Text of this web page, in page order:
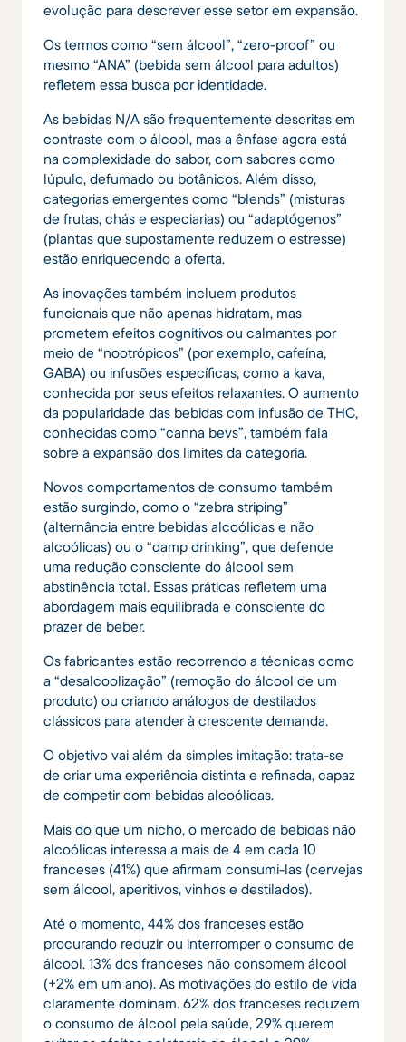
evolução para descrever esse setor em expansão.
Os termos como “sem álcool”, “zero-proof” ou
mesmo “ANA” (bebida sem álcool para adultos)
refletem essa busca por identidade.
As bebidas N/A são frequentemente descritas em
contraste com o álcool, mas a ênfase agora está
na complexidade do sabor, com sabores como
lúpulo, defumado ou botânicos. Além disso,
categorias emergentes como “blends” (misturas
de frutas, chás e especiarias) ou “adaptógenos”
(plantas que supostamente reduzem o estresse)
estão enriquecendo a oferta.
As inovações também incluem produtos
funcionais que não apenas hidratam, mas
prometem efeitos cognitivos ou calmantes por
meio de “nootrópicos” (por exemplo, cafeína,
GABA) ou infusões específicas, como a kava,
conhecida por seus efeitos relaxantes. O aumento
da popularidade das bebidas com infusão de THC,
conhecidas como “canna bevs”, também fala
sobre a expansão dos limites da categoria.
Novos comportamentos de consumo também
estão surgindo, como o “zebra striping”
(alternância entre bebidas alcoólicas e não
alcoólicas) ou o “damp drinking”, que defende
uma redução consciente do álcool sem
abstinência total. Essas práticas refletem uma
abordagem mais equilibrada e consciente do
prazer de beber.
Os fabricantes estão recorrendo a técnicas como
a “desalcoolização” (remoção do álcool de um
produto) ou criando análogos de destilados
clássicos para atender à crescente demanda.
O objetivo vai além da simples imitação: trata-se
de criar uma experiência distinta e refinada, capaz
de competir com bebidas alcoólicas.
Mais do que um nicho, o mercado de bebidas não
alcoólicas interessa a mais de 4 em cada 10
franceses (41%) que afirmam consumi-las (cervejas
sem álcool, aperitivos, vinhos e destilados).
Até o momento, 44% dos franceses estão
procurando reduzir ou interromper o consumo de
álcool. 13% dos franceses não consomem álcool
(+2% em um ano). As motivações do estilo de vida
claramente dominam. 62% dos franceses reduzem
o consumo de álcool pela saúde, 29% querem